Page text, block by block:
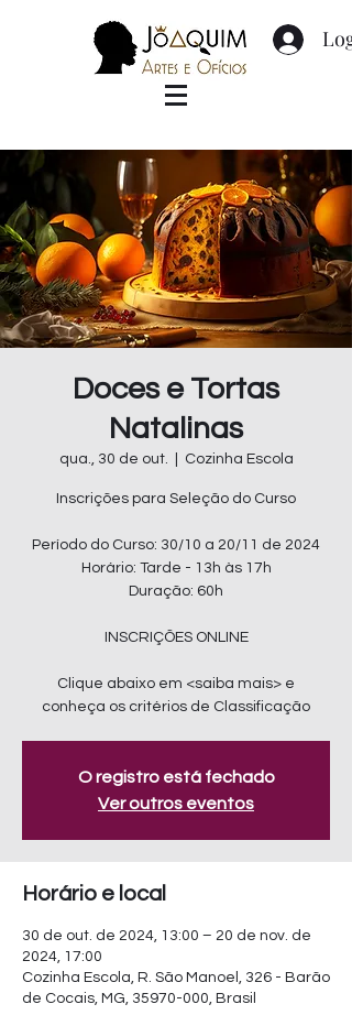
Doces e Tortas
Natalinas
qua., 30 de out. Cozinha Escola
Inscrições para Seleção do Curso
Período do Curso: 30/10 a 20/11 de 2024
Horário: Tarde - 13h às 17h
Duração: 60h
INSCRIÇÕES ONLINE
Clique abaixo em <saiba mais> e
conheça os critérios de Classificação
O registro está fechado
Ver outros eventos
Horário e local
30 de out. de 2024, 13:00 – 20 de nov. de
2024, 17:00
Cozinha Escola, R. São Manoel, 326 - Barão
de Cocais, MG, 35970-000, Brasil